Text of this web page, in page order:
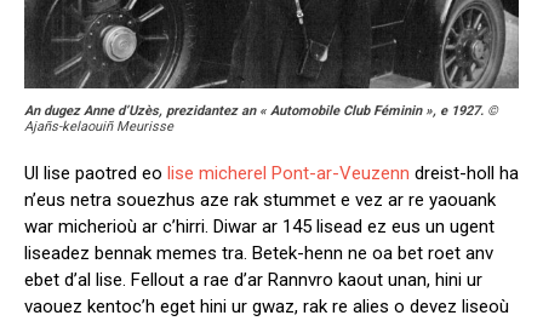
An dugez Anne d’Uzès, prezidantez an « Automobile Club Féminin », e 1927. ©
Ajañs-kelaouiñ Meurisse
Ul lise paotred eo lise micherel Pont-ar-Veuzenn dreist-holl ha
n’eus netra souezhus aze rak stummet e vez ar re yaouank
war micherioù ar c’hirri. Diwar ar 145 lisead ez eus un ugent
liseadez bennak memes tra. Betek-henn ne oa bet roet anv
ebet d’al lise. Fellout a rae d’ar Rannvro kaout unan, hini ur
vaouez kentoc’h eget hini ur gwaz, rak re alies o devez liseoù